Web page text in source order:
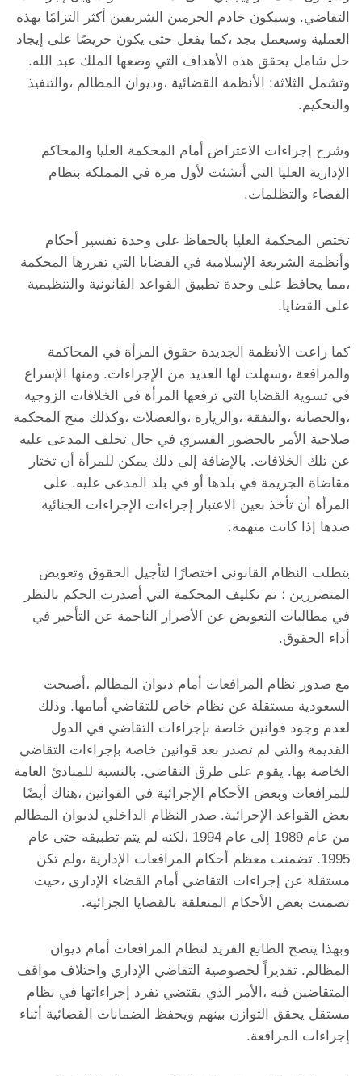
التقاضي. وسيكون خادم الحرمين الشريفين أكثر التزامًا بهذه
العملية وسيعمل بجد ،كما يفعل حتى يكون حريصًا على إيجاد
حل شامل يحقق هذه الأهداف التي وضعها الملك عبد الله.
وتشمل الثلاثة: الأنظمة القضائية ،وديوان المظالم ،والتنفيذ
والتحكيم.
وشرح إجراءات الاعتراض أمام المحكمة العليا والمحاكم
الإدارية العليا التي أنشئت لأول مرة في المملكة بنظام
القضاء والتظلمات.
تختص المحكمة العليا بالحفاظ على وحدة تفسير أحكام
وأنظمة الشريعة الإسلامية في القضايا التي تقررها المحكمة
،مما يحافظ على وحدة تطبيق القواعد القانونية والتنظيمية
على القضايا.
كما راعت الأنظمة الجديدة حقوق المرأة في المحاكمة
والمرافعة ،وسهلت لها العديد من الإجراءات. ومنها الإسراع
في تسوية القضايا التي ترفعها المرأة في الخلافات الزوجية
،والحضانة ،والنفقة ،والزيارة ،والعضلات ،وكذلك منح المحكمة
صلاحية الأمر بالحضور القسري في حال تخلف المدعى عليه
عن تلك الخلافات. بالإضافة إلى ذلك يمكن للمرأة أن تختار
مقاضاة الجريمة في بلدها أو في بلد المدعى عليه. على
المرأة أن تأخذ بعين الاعتبار إجراءات الإجراءات الجنائية
ضدها إذا كانت متهمة.
يتطلب النظام القانوني اختصارًا لتأجيل الحقوق وتعويض
المتضررين ؛ تم تكليف المحكمة التي أصدرت الحكم بالنظر
في مطالبات التعويض عن الأضرار الناجمة عن التأخير في
أداء الحقوق.
مع صدور نظام المرافعات أمام ديوان المظالم ،أصبحت
السعودية مستقلة عن نظام خاص للتقاضي أمامها. وذلك
لعدم وجود قوانين خاصة بإجراءات التقاضي في الدول
القديمة والتي لم تصدر بعد قوانين خاصة بإجراءات التقاضي
الخاصة بها. يقوم على طرق التقاضي. بالنسبة للمبادئ العامة
للمرافعات وبعض الأحكام الإجرائية في القوانين ،هناك أيضًا
بعض القواعد الإجرائية. صدر النظام الداخلي لديوان المظالم
من عام 1989 إلى عام 1994 ،لكنه لم يتم تطبيقه حتى عام
1995. تضمنت معظم أحكام المرافعات الإدارية ،ولم تكن
مستقلة عن إجراءات التقاضي أمام القضاء الإداري ،حيث
تضمنت بعض الأحكام المتعلقة بالقضايا الجزائية.
وبهذا يتضح الطابع الفريد لنظام المرافعات أمام ديوان
المظالم. تقديراً لخصوصية التقاضي الإداري واختلاف مواقف
المتقاضين فيه ،الأمر الذي يقتضي تفرد إجراءاتها في نظام
مستقل يحقق التوازن بينهم ويحفظ الضمانات القضائية أثناء
إجراءات المرافعة.